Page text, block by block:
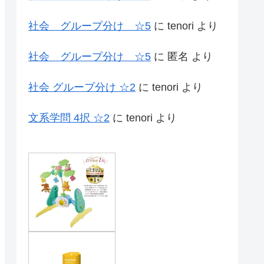
社会 グループ分け ☆5 に tenori より
社会 グループ分け ☆5 に 匿名 より
社会 グループ分け ☆2 に tenori より
文系学問 4択 ☆2 に tenori より